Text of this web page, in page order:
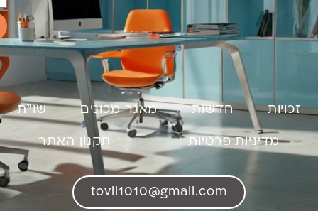
זכויות חדשות מאגר מכונים שו"ת
מדיניות פרטיות תקנון האתר
tovil1010@gmail.com​